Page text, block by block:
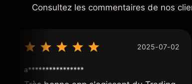
Consultez les commentaires de nos
2025-07-02
a****************